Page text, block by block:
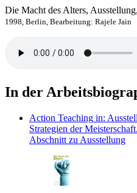
Die Macht des Alters,
1998, Berlin, Bearbeitung: Rajele Jain
In der
Action Teaching in:
Strategien der
Abschnitt zu Ausstellung